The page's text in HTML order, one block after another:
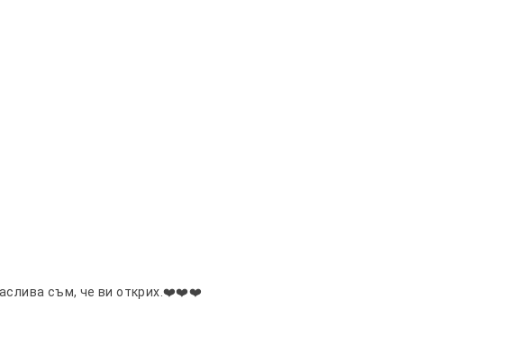
съм, че ви открих.❤️❤️❤️